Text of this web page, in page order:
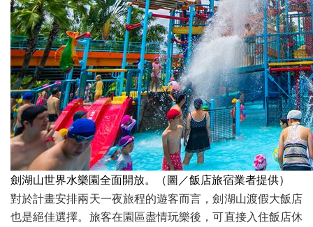
劍湖山世界水樂園全面開放。（圖／飯店旅宿業者提供）
對於計畫安排兩天一夜旅程的遊客而言，劍湖山渡假大飯店
也是絕佳選擇。旅客在園區盡情玩樂後，可直接入住飯店休